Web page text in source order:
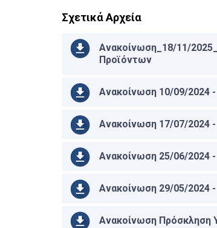
Σχετικά Αρχεία
Ανακοίνωση_18/11/
Προϊόντων
Ανακοίνωση 10/09/2024
Ανακοίνωση 17/07/2024
Ανακοίνωση 25/06/2024
Ανακοίνωση 29/05/2024
Ανακοίνωση Πρόσκληση